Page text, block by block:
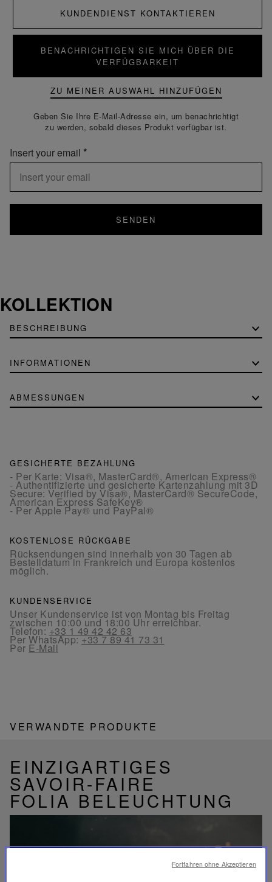
KUNDENDIENST KONTAKTIEREN
BENACHRICHTIGEN SIE MICH ÜBER DIE
VERFÜGBARKEIT
ZU MEINER AUSWAHL HINZUFÜGEN
Geben Sie Ihre E-Mail-Adresse ein, um benachrichtigt
zu werden, sobald dieses Produkt verfügbar ist.
Insert your email
SENDEN
KOLLEKTION
BESCHREIBUNG
INFORMATIONEN
ABMESSUNGEN
GESICHERTE BEZAHLUNG
- Per Karte: Visa®, MasterCard®, American Express®
- Authentifizierte und gesicherte Kartenzahlung mit 3D
Secure: Verified by Visa®, MasterCard® SecureCode,
American Express SafeKey®
- Per Apple Pay® und PayPal®
KOSTENLOSE RÜCKGABE
Rücksendungen sind innerhalb von 30 Tagen ab
Bestelldatum in Frankreich und Europa kostenlos
möglich.
KUNDENSERVICE
Unser Kundenservice ist von Montag bis Freitag
zwischen 10:00 und 18:00 Uhr erreichbar.
Telefon:+33 1 49 42 42 63
Per WhatsApp:+33 7 89 41 73 31
Per E-Mail
VERWANDTE PRODUKTE
EINZIGARTIGES
SAVOIR-FAIRE
FOLIA BELEUCHTUNG
Fortfahren ohne Akzeptieren